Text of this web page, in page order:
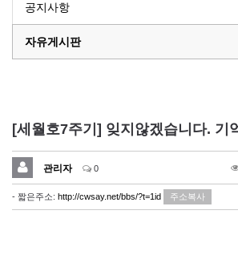
공지사항
자유게시판
[세월호7주기] 잊지않겠습니다. 기
관리자 0
- 짧은주소: http://cwsay.net/bbs/?t=1id 주소복사